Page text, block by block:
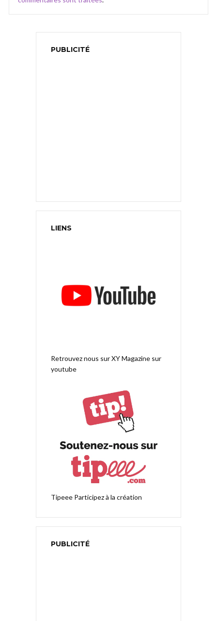
PUBLICITÉ
LIENS
Retrouvez nous surXY Magazine sur
youtube
Tipeee Participez à la création
PUBLICITÉ